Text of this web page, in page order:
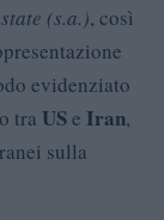
(s.a.), così
evidenziato
tra USe Iran,
sulla